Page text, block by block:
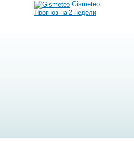
Gismeteo
Прогноз на 2 недели